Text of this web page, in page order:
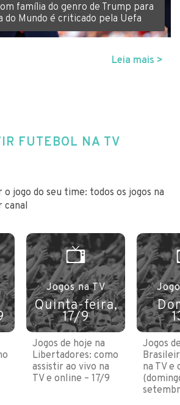
família do genro de Trump para
do Mundo é criticado pela Uefa
Leia mais >
FUTEBOL NA TV
o jogo do seu time: todos os jogos na
canal
Jogos na TV
Quinta-feira,
17/9
Jogos de hoje na
Libertadores: como
assistir ao vivo na
TV e online – 17/9
Jogos
na TV e